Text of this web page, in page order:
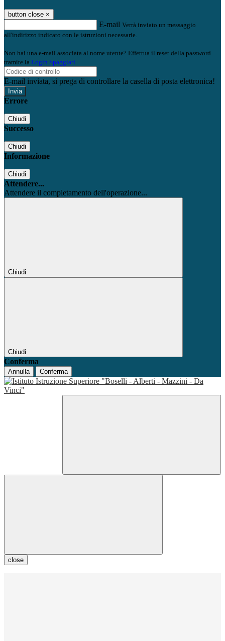
button close ×
E-mail Verrà inviato un messaggio
all'indirizzo indicato con le istruzioni necessarie.
Non hai una e-mail associata al nome utente? Effettua il reset della password
tramite la Login Spaggiari
E-mail inviata, si prega di controllare la casella di posta elettronica!
Errore
Chiudi
Successo
Chiudi
Informazione
Chiudi
Attendere...
Attendere il completamento dell'operazione...
Chiudi
Chiudi
Conferma
Annulla Conferma
close